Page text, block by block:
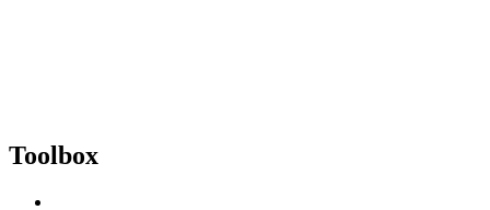
Toolbox